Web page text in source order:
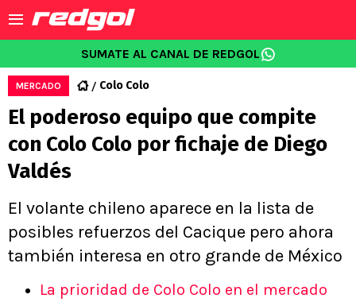
SUMATE AL CANAL DE REDGOL
MERCADO Colo Colo
El poderoso equipo que compite
con Colo Colo por fichaje de Diego
Valdés
El volante chileno aparece en la lista de
posibles refuerzos del Cacique pero ahora
también interesa en otro grande de México
La prioridad de Colo Colo en el mercado